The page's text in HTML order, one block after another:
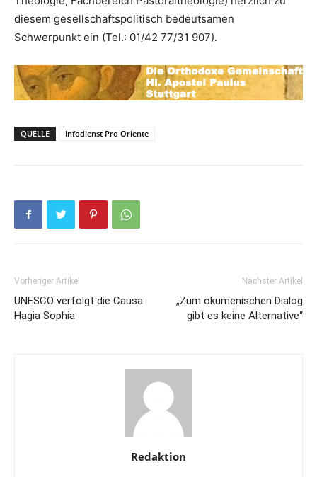
diesem gesellschaftspolitisch bedeutsamen
Schwerpunkt ein (Tel.: 01/42 77/31 907).
QUELLE Infodienst Pro Oriente
Vorheriger Artikel
UNESCO verfolgt die Causa
Hagia Sophia
Nächster Artikel
„Zum ökumenischen Dialog
gibt es keine Alternative“
Redaktion